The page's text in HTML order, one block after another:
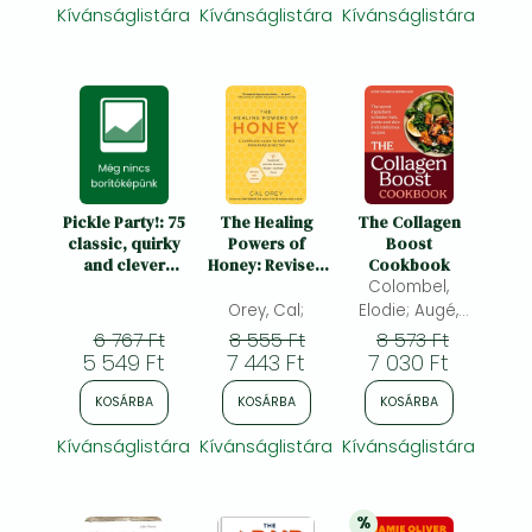
Kívánságlistára Kívánságlistára Kívánságlistára
Pickle Party!: 75
classic, quirky
and clever
meal
6 767 Ft
5 549 Ft
KOSÁRBA
Kívánságlistára
The Healing
Powers of
Honey: Revised
Complete Guide
to Nature's
Remarkable
Nectar
Orey, Cal;
8 555 Ft
7 443 Ft
KOSÁRBA
Kívánságlistára
The Collagen
Boost
Cookbook
Colombel,
Elodie; Augé,
Séverine
8 573 Ft
7 030 Ft
KOSÁRBA
Kívánságlistára
20%
% kedvezmény